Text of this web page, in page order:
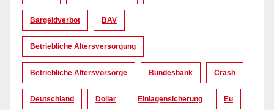
Bargeldverbot BAV
Betriebliche Altersversorgung
Betriebliche Altersvorsorge Bundesbank Crash
Deutschland Dollar Einlagensicherung Eu